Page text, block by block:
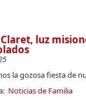
luz
la gozosa fiesta de
Noticias de Familia